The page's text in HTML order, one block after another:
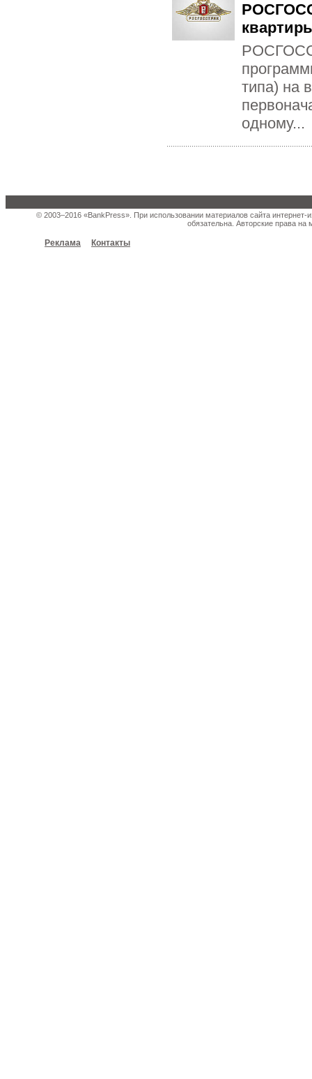
типа) на
одному...
© 2003–2016 «BankPress». При использовании материалов сайта
обязательна. Авторские права
Реклама Контакты